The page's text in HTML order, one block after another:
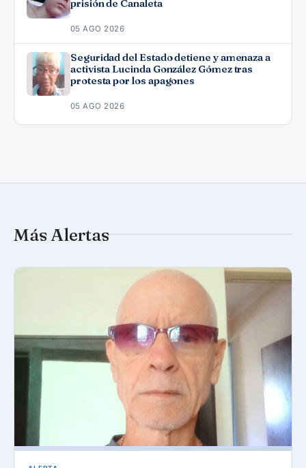
prisión de Canaleta
05 AGO 2026
Seguridad del Estado detiene y amenaza a
activista Lucinda González Gómez tras
protesta por los apagones
05 AGO 2026
Más Alertas